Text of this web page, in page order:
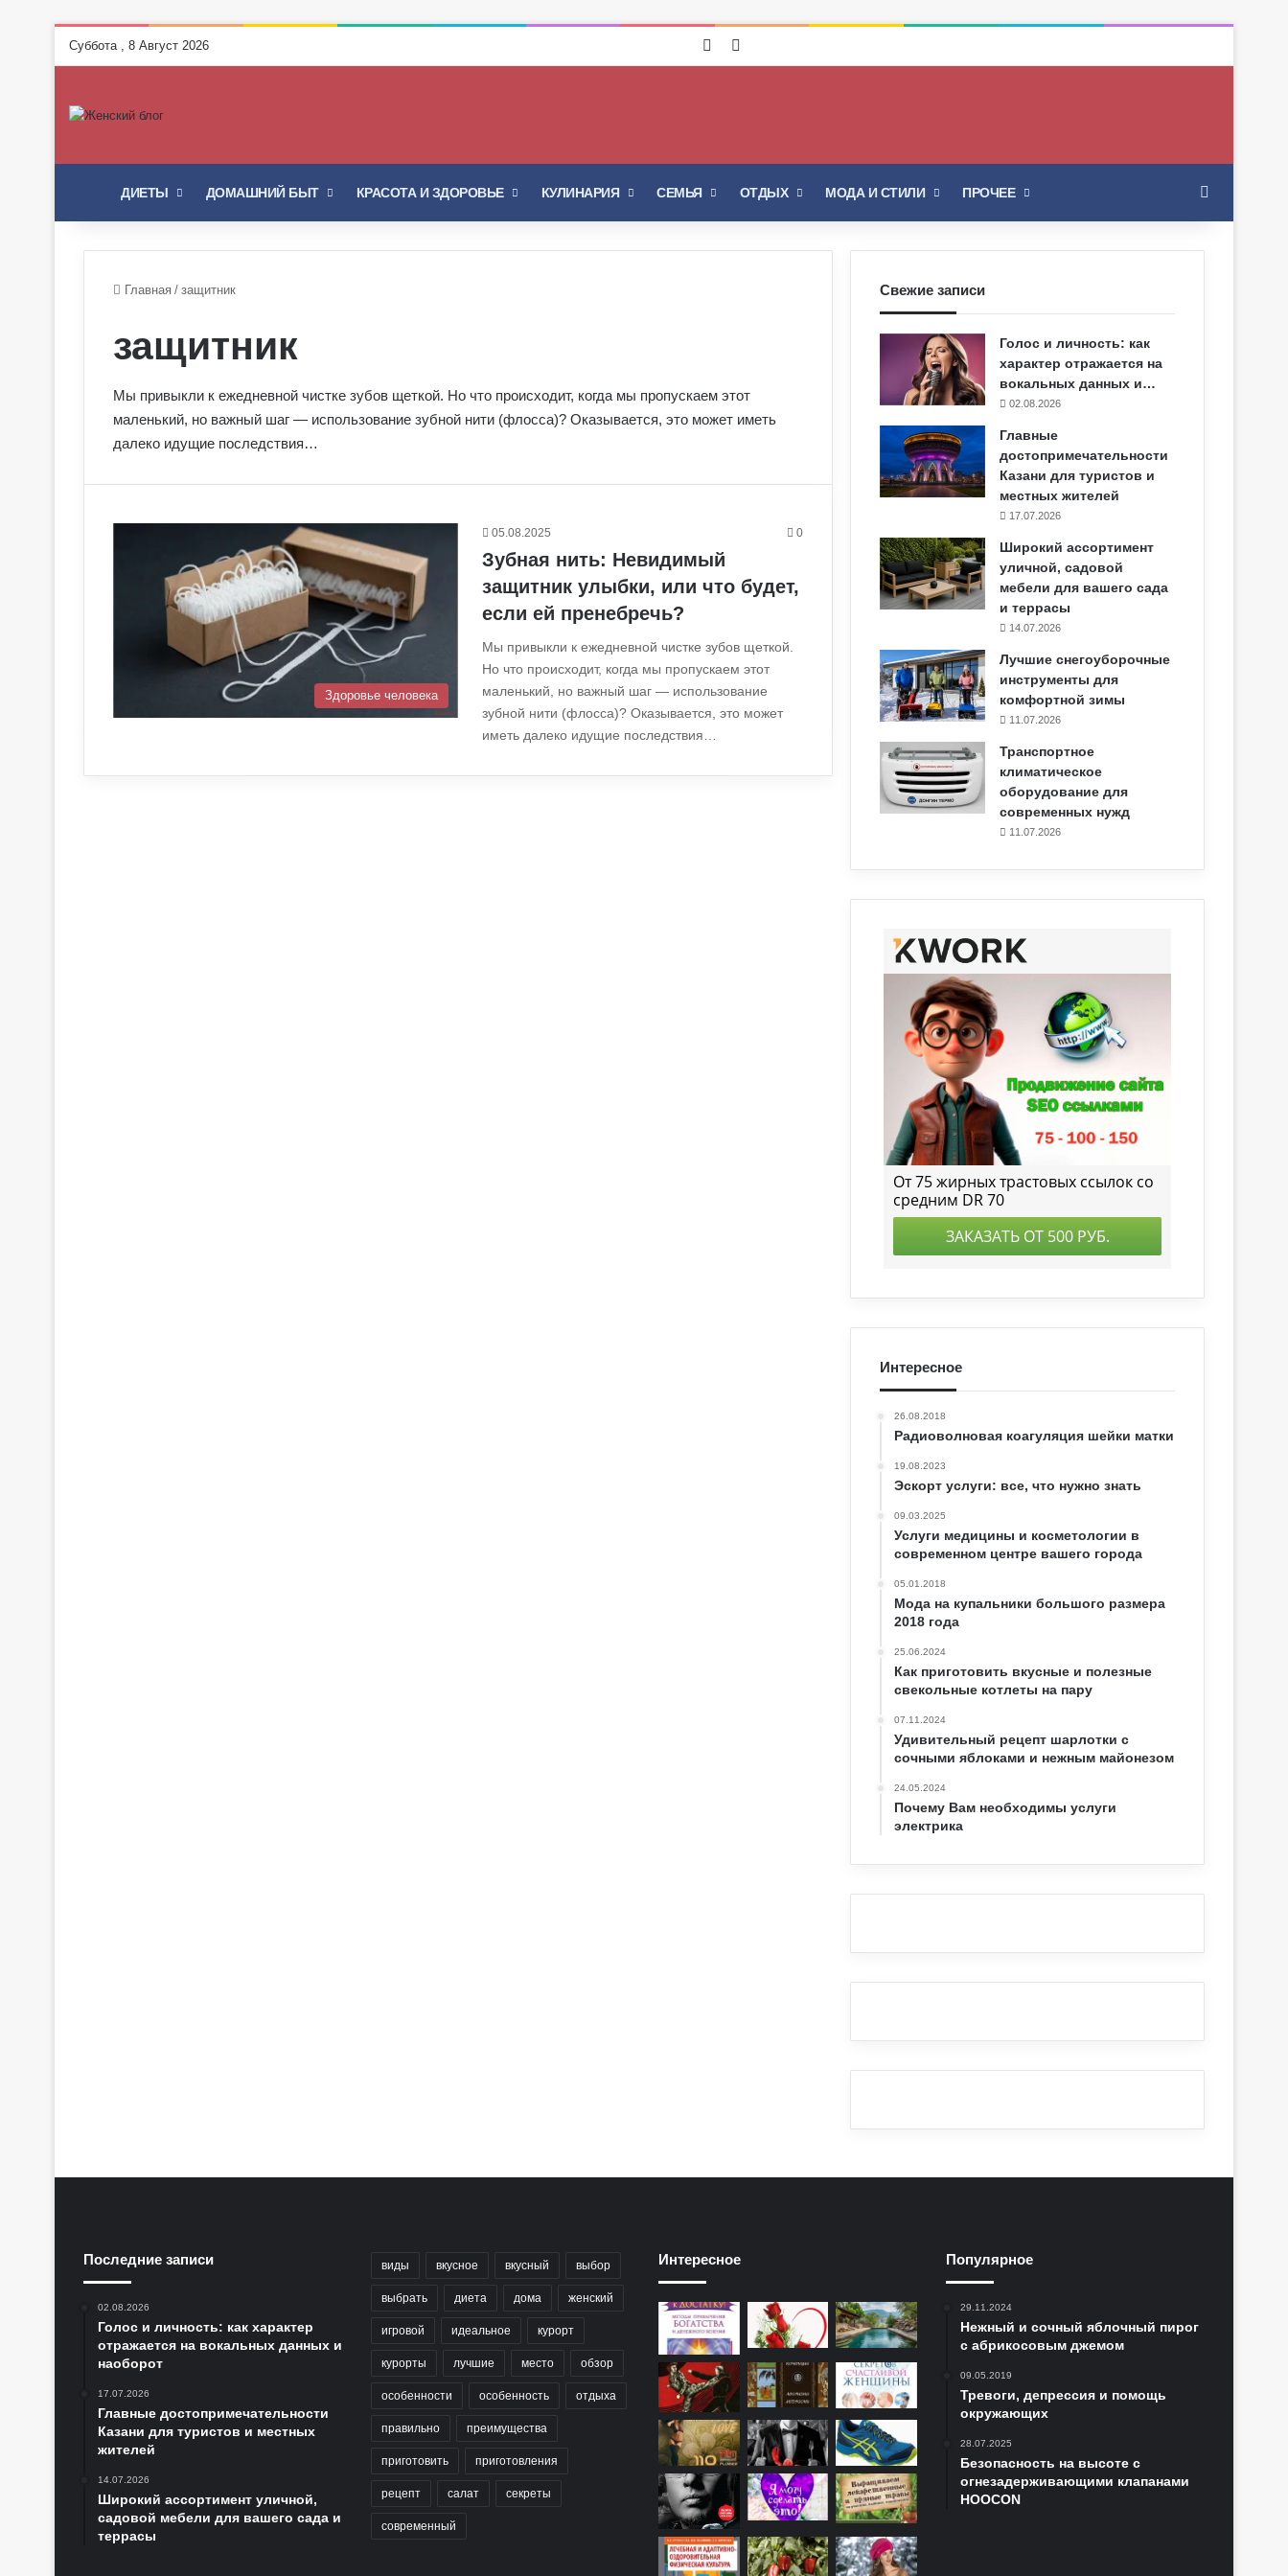
Суббота , 8 Август 2026 Войти
ГЛАВНАЯ
ДИЕТЫ ДОМАШНИЙ БЫТ КРАСОТА И ЗДОРОВЬЕ КУЛИНАРИЯ СЕМЬЯ ОТДЫХ МОДА И СТИЛИ ПРОЧЕЕ
Главная / защитник
защитник
Мы привыкли к ежедневной чистке зубов щеткой. Но что происходит, когда мы пропускаем этот
маленький, но важный шаг — использование зубной нити (флосса)? Оказывается, это может иметь
далеко идущие последствия…
Здоровье человека
05.08.2025 0
Зубная нить: Невидимый
защитник улыбки, или что будет,
если ей пренебречь?
Мы привыкли к ежедневной чистке зубов щеткой.
Но что происходит, когда мы пропускаем этот
маленький, но важный шаг — использование
зубной нити (флосса)? Оказывается, это может
иметь далеко идущие последствия…
Свежие записи
Голос и личность: как
характер отражается на
вокальных данных и…
02.08.2026
Главные
достопримечательности
Казани для туристов и
местных жителей
17.07.2026
Широкий ассортимент
уличной, садовой
мебели для вашего сада
и террасы
14.07.2026
Лучшие снегоуборочные
инструменты для
комфортной зимы
11.07.2026
Транспортное
климатическое
оборудование для
современных нужд
11.07.2026
Интересное
26.08.2018
Радиоволновая коагуляция шейки матки
19.08.2023
Эскорт услуги: все, что нужно знать
09.03.2025
Услуги медицины и косметологии в
современном центре вашего города
05.01.2018
Мода на купальники большого размера
2018 года
25.06.2024
Как приготовить вкусные и полезные
свекольные котлеты на пару
07.11.2024
Удивительный рецепт шарлотки с
сочными яблоками и нежным майонезом
24.05.2024
Почему Вам необходимы услуги
электрика
Последние записи
02.08.2026
Голос и личность: как характер
отражается на вокальных данных и
наоборот
17.07.2026
Главные достопримечательности
Казани для туристов и местных
жителей
14.07.2026
Широкий ассортимент уличной,
садовой мебели для вашего сада и
террасы
виды вкусное вкусный выбор
выбрать диета дома женский
игровой идеальное курорт
курорты лучшие место обзор
особенности особенность отдыха
правильно преимущества
приготовить приготовления
рецепт салат секреты
современный
Интересное Популярное
29.11.2024
Нежный и сочный яблочный пирог
с абрикосовым джемом
09.05.2019
Тревоги, депрессия и помощь
окружающих
28.07.2025
Безопасность на высоте с
огнезадерживающими клапанами
HOOCON